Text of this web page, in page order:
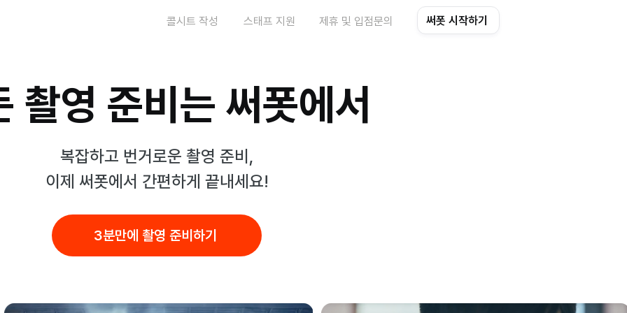
콜시트 작성 스태프 지원 제휴 및 입점문의 써폿 시작하기
촬영 준비는 써폿에서
복잡하고 번거로운 촬영 준비,
이제 써폿에서 간편하게 끝내세요!
3분만에 촬영 준비하기